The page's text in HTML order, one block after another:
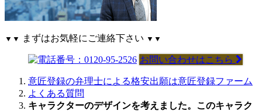
▼▼ まずはお気軽にご連絡下さい ▼▼
お問い合わせはこちら
意匠登録の弁理士による格安出願は意匠登録ファーム
よくある質問
キャラクターのデザインを考えました。このキャラク